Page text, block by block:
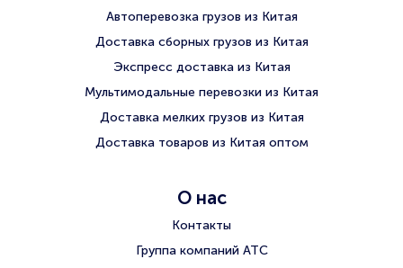
Автоперевозка грузов из Китая
Доставка сборных грузов из Китая
Экспресс доставка из Китая
Мультимодальные перевозки из Китая
Доставка мелких грузов из Китая
Доставка товаров из Китая оптом
О нас
Контакты
Группа компаний АТС